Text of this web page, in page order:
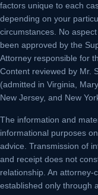
factors unique to each
depending on your
circumstances. No
been approved by the
Attorney responsible for
Content reviewed by Mr.
(admitted in Virginia,
New Jersey, and New
The information and
informational purposes
advice. Transmission of
and receipt does not
relationship. An attorney-
established only through